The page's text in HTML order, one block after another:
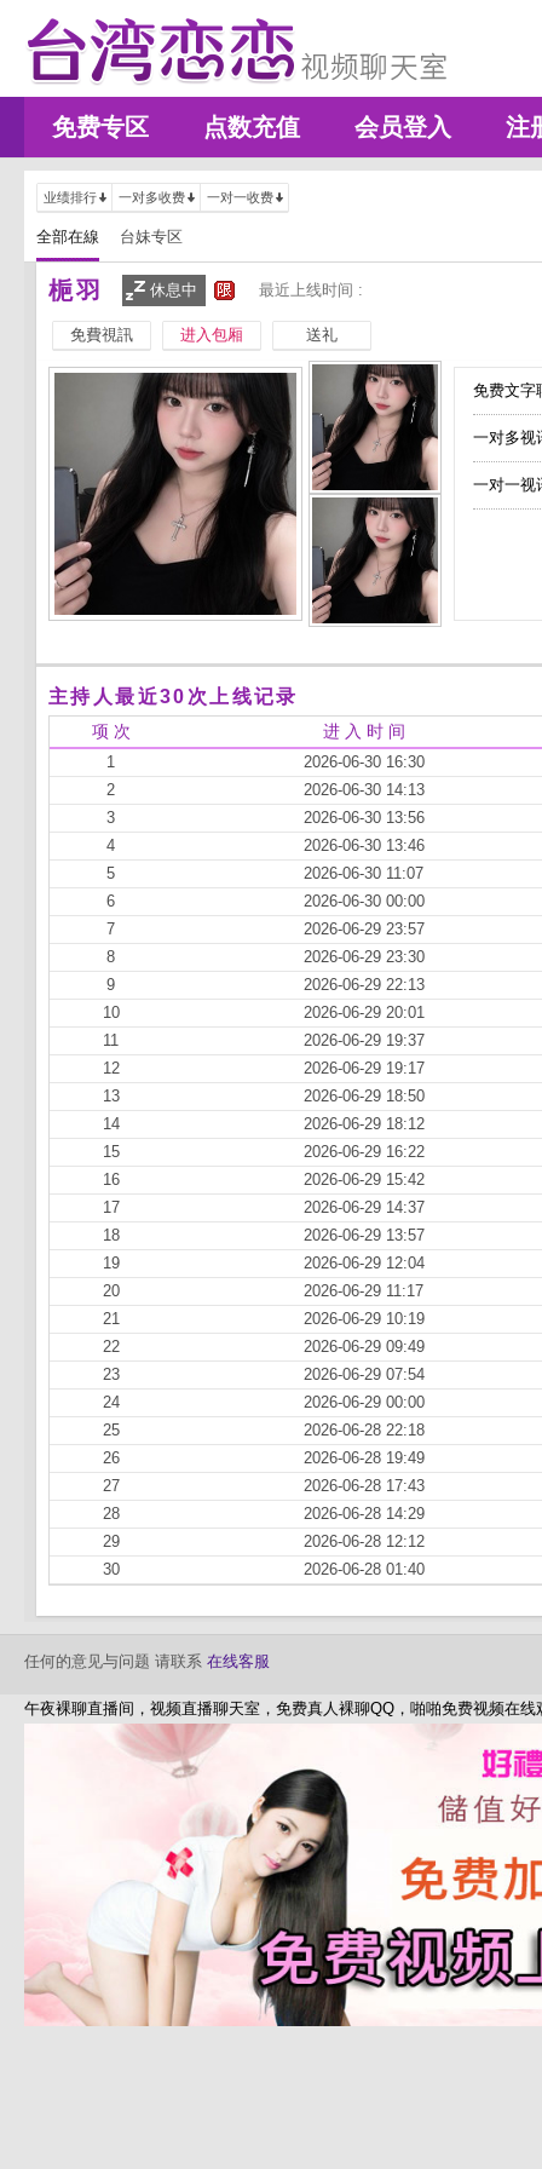
免费专区 点数充值 会员登入 注
业绩排行 一对多收费 一对一收费
全部在線 台妹专区
梔羽 休息中 最近上线时间 :
免費視訊 进入包厢 送礼
免费文
一对多
一对一
主持人最近30次上线记录
项 次 进 入 时 间
1
2026-06-30 16:30
2
2026-06-30 14:13
3
2026-06-30 13:56
4
2026-06-30 13:46
5
2026-06-30 11:07
6
2026-06-30 00:00
7
2026-06-29 23:57
8
2026-06-29 23:30
9
2026-06-29 22:13
10
2026-06-29 20:01
11
2026-06-29 19:37
12
2026-06-29 19:17
13
2026-06-29 18:50
14
2026-06-29 18:12
15
2026-06-29 16:22
16
2026-06-29 15:42
17
2026-06-29 14:37
18
2026-06-29 13:57
19
2026-06-29 12:04
20
2026-06-29 11:17
21
2026-06-29 10:19
22
2026-06-29 09:49
23
2026-06-29 07:54
24
2026-06-29 00:00
25
2026-06-28 22:18
26
2026-06-28 19:49
27
2026-06-28 17:43
28
2026-06-28 14:29
29
2026-06-28 12:12
30
2026-06-28 01:40
任何的意见与问题 请联系 在线客服
午夜裸聊直播间，视频直播聊天室，免费真人裸聊QQ，啪啪免费视频在